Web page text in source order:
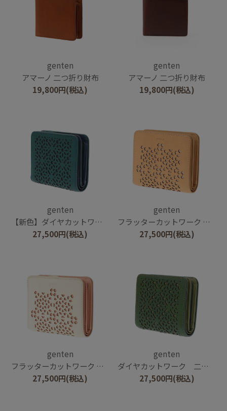
genten
アマーノ 二つ折り財布
19,800円(税込)
genten
アマーノ 二つ折り財布
19,800円(税込)
genten
【新色】ダイヤカットワーク 二つ折り財布
27,500円(税込)
genten
フラッターカットワーク 二つ折り財布
27,500円(税込)
genten
フラッターカットワーク 二つ折り財布
27,500円(税込)
genten
ダイヤカットワーク 二つ折り財布
27,500円(税込)